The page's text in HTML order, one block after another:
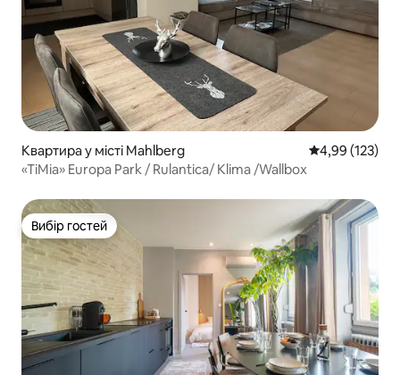
Квартира у місті Mahlberg Середня
4,99 (123)
«TiMia» Europa Park / Rulantica/ Klima /Wallbox
Вибір гостей
Вибір гостей